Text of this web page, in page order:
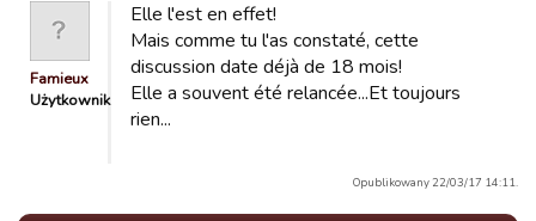
Famieux
Użytkownik
Elle l'est en effet!
Mais comme tu l'as constaté, cette
discussion date déjà de 18 mois!
Elle a souvent été relancée...Et toujours
rien...
Opublikowany 22/03/17 14:11.